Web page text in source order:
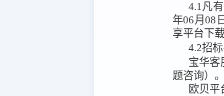
4.1凡
年06月08
享平台下
4.2招
宝华客
题咨询）
欧贝平